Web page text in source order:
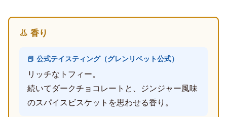
👃 香り
📕 公式テイスティング（グレンリベット公式）
リッチなトフィー。
続いてダークチョコレートと、ジンジャー風味
のスパイスビスケットを思わせる香り。